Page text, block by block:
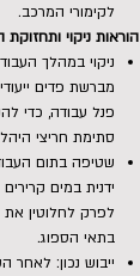
לקימורי המרכב.
הוראות ניקוי ותחזוקת
ניקוי במהלך
מברשת פדים
פנל עבודה, כדי
סתימת חריצי
שטיפה בתום
ידנית במים קרירים
לפרק לחלוטין את
בתאי הספוג.
ייבוש נכון: